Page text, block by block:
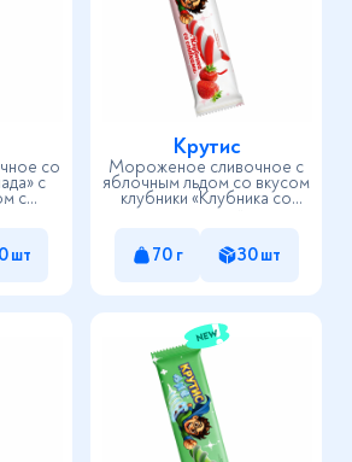
со
с
с
шт
Крутис
Мороженое сливочное с
яблочным льдом со вкусом
клубники «Клубника со
сливками»
70 г
30 шт